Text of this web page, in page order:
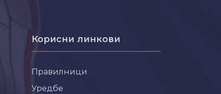
Корисни линкови
Правилници
Уредбе